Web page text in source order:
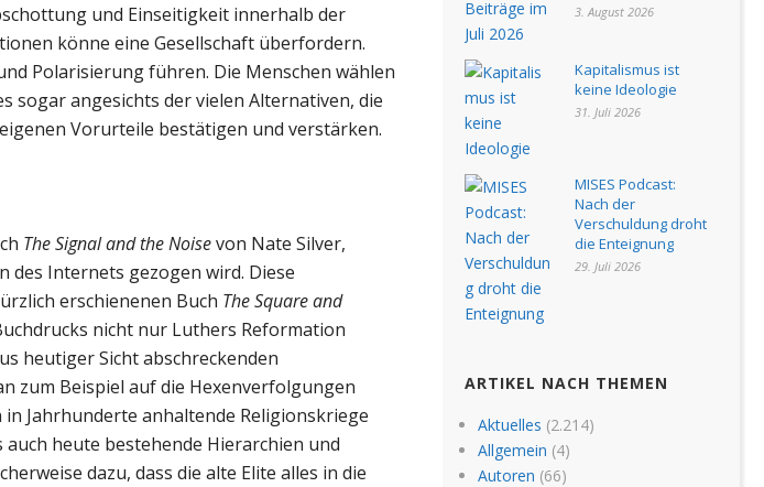
und Einseitigkeit innerhalb der
könne eine Gesellschaft überfordern.
Polarisierung führen. Die Menschen wählen
sogar angesichts der vielen Alternativen, die
Vorurteile bestätigen und verstärken.
The Signal and the Noisevon Nate Silver,
des Internets gezogen wird. Diese
erschienenen Buch The Square and
nicht nur Luthers Reformation
heutiger Sicht abschreckenden
zum Beispiel auf die Hexenverfolgungen
Jahrhunderte anhaltende Religionskriege
heute bestehende Hierarchien und
dazu, dass die alte Elite alles in die
3. August 2026
Kapitalismus ist
keine Ideologie
31. Juli 2026
MISES Podcast:
Nach der
Verschuldung droht
die Enteignung
29. Juli 2026
ARTIKEL NACH THEMEN
Aktuelles (2.214)
Allgemein (4)
Autoren (66)